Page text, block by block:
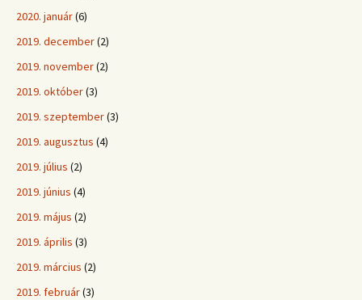
2020. január(6)
2019. december(2)
2019. november(2)
2019. október(3)
2019. szeptember(3)
2019. augusztus (4)
2019. július (2)
2019. június (4)
2019. május (2)
2019. április (3)
2019. március (2)
2019. február(3)